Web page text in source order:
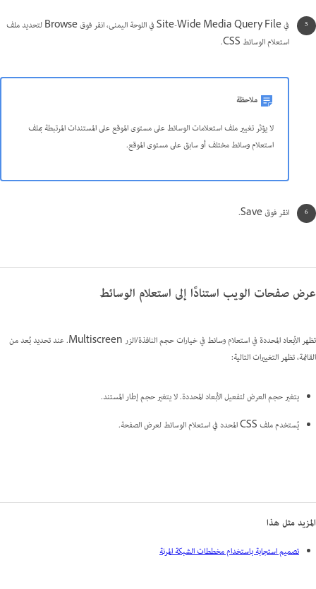
في Site-Wide Media Query File في اللوحة اليمنى، انقر فوق Browse لتحديد ملف
استعلام الوسائط CSS.
ملاحظة
لا يؤثر تغيير ملف استعلامات الوسائط على مستوى الموقع على المستندات المرتبطة بملف
استعلام وسائط مختلف أو سابق على مستوى الموقع.
انقر فوق Save.
عرض صفحات الويب استنادًا إلى استعلام الوسائط
تظهر الأبعاد المحددة في استعلام وسائط في خيارات حجم النافذة/الزر Multiscreen. عند تحديد بُعد من
القائمة، تظهر التغييرات التالية:
يتغير حجم العرض لتفعيل الأبعاد المحددة. لا يتغير حجم إطار المستند.
يُستخدم ملف CSS المحدد في استعلام الوسائط لعرض الصفحة.
المزيد مثل هذا
تصميم استجابة باستخدام مخططات الشبكة المرنة